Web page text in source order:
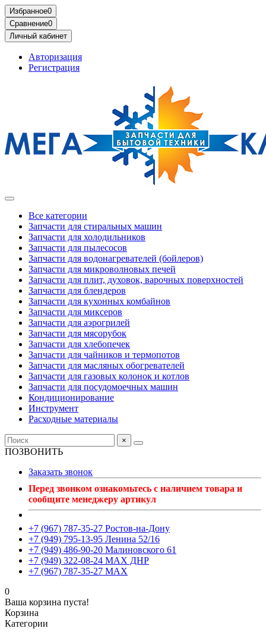
Избранное0
Сравнение0
Личный кабинет
Авторизация
Регистрация
Все категории
Запчасти для стиральных машин
Запчасти для холодильников
Запчасти для пылесосов
Запчасти для водонагревателей (бойлеров)
Запчасти для микроволновых печей
Запчасти для плит, духовок, варочных поверхностей
Запчасти для блендеров
Запчасти для кухонных комбайнов
Запчасти для миксеров
Запчасти для аэрогрилей
Запчасти для мясорубок
Запчасти для хлебопечек
Запчасти для чайников и термопотов
Запчасти для масляных обогревателей
Запчасти для газовых колонок и котлов
Запчасти для посудомоечных машин
Кондиционирование
Инструмент
Расходные материалы
×
ПОЗВОНИТЬ
Заказать звонок
Перед звонком ознакомьтесь с наличием товара и
сообщите менеджеру артикул
+7 (967) 787-35-27 Ростов-на-Дону
+7 (949) 795-13-95 Ленина 52/16
+7 (949) 486-90-20 Малиновского 61
+7 (949) 322-08-24 MAX ДНР
+7 (967) 787-35-27 MAX
0
Ваша корзина пуста!
Корзина
Категории